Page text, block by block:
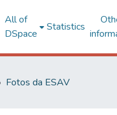
All of
DSpace
Statistics
Fotos da ESAV